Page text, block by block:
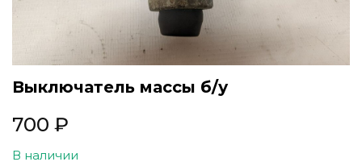
Все марки
Выключатель массы б/у
700 ₽
В наличии